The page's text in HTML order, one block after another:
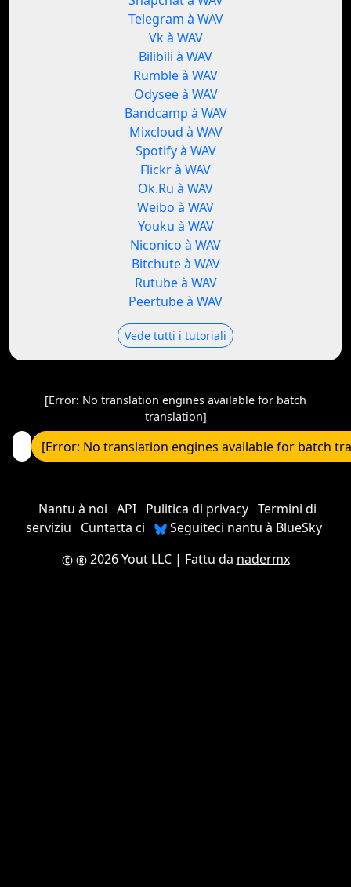
Telegram à WAV
Vk à WAV
Bilibili à WAV
Rumble à WAV
Odysee à WAV
Bandcamp à WAV
Mixcloud à WAV
Spotify à WAV
Flickr à WAV
Ok.Ru à WAV
Weibo à WAV
Youku à WAV
Niconico à WAV
Bitchute à WAV
Rutube à WAV
Peertube à WAV
Vede tutti i tutoriali
[Error: No translation engines available for batch
translation]
[Error: No translation engines available for batch
Nantu à noi API Pulitica di privacy Termini di
serviziu
Cuntatta ci
Seguiteci nantu à BlueSky
2026 Yout LLC| Fattu da nadermx